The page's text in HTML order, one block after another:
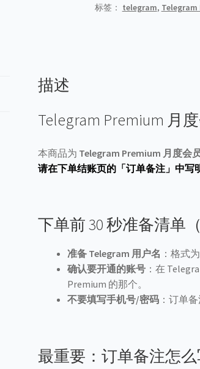
标签： telegram, Telegram
描述
Telegram Premium 月
本商品为 Telegram Premium 月度会
请在下单结账页的「订单备注」中写
下单前 30 秒准备清单（
准备 Telegram 用户名 ：格式为
确认要开通的账号 ：在
Premium 的那个。
不要填写手机号/密码 ：订单
最重要：订单备注怎么